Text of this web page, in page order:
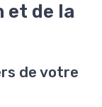
et de la
de votre